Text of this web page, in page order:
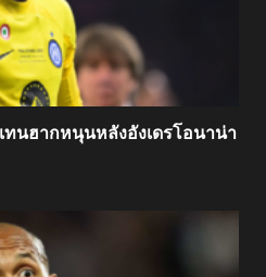
ทนฮากหนุนหลังอังเดรโอนาน่า